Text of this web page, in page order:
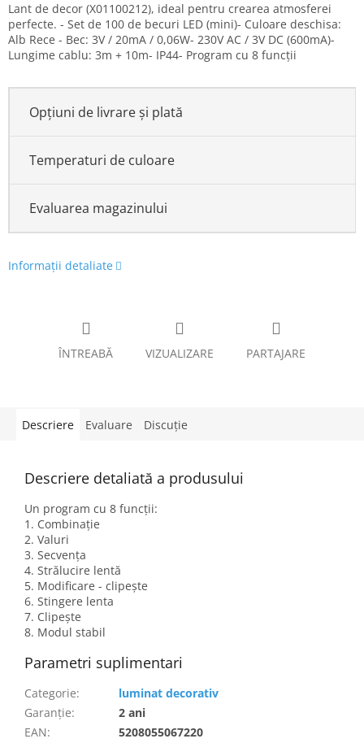
Lant de decor (X01100212), ideal pentru crearea atmosferei
perfecte. - Set de 100 de becuri LED (mini)- Culoare deschisa:
Alb Rece - Bec: 3V / 20mA / 0,06W- 230V AC / 3V DC (600mA)-
Lungime cablu: 3m + 10m- IP44- Program cu 8 funcții
Opțiuni de livrare și plată
Temperaturi de culoare
Evaluarea magazinului
Informaţii detaliate
ÎNTREABĂ VIZUALIZARE PARTAJARE
Descriere Evaluare Discuţie
Descriere detaliată a produsului
Un program cu 8 funcții:
1. Combinație
2. Valuri
3. Secvența
4. Strălucire lentă
5. Modificare - clipește
6. Stingere lenta
7. Clipește
8. Modul stabil
Parametri suplimentari
Categorie:
luminat decorativ
Garanţie:
2 ani
EAN:
5208055067220